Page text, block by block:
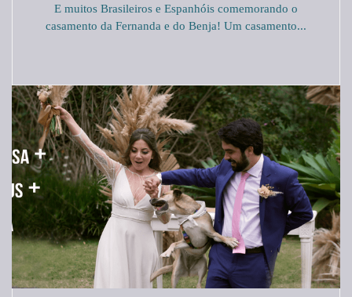
E muitos Brasileiros e Espanhóis comemorando o
casamento da Fernanda e do Benja! Um casamento...